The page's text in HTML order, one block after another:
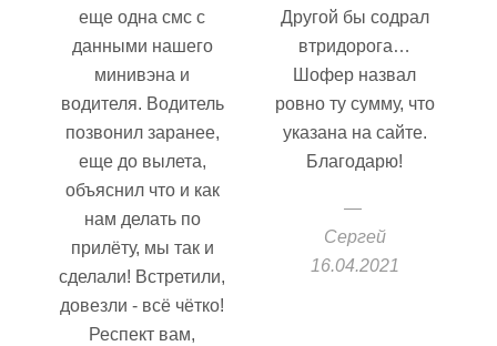
еще одна смс с
данными нашего
минивэна и
водителя. Водитель
позвонил заранее,
еще до вылета,
объяснил что и как
нам делать по
прилёту, мы так и
сделали! Встретили,
довезли - всё чётко!
Респект вам,
Другой бы содрал
втридорога…
Шофер назвал
ровно ту сумму, что
указана на сайте.
Благодарю!
Сергей
16.04.2021